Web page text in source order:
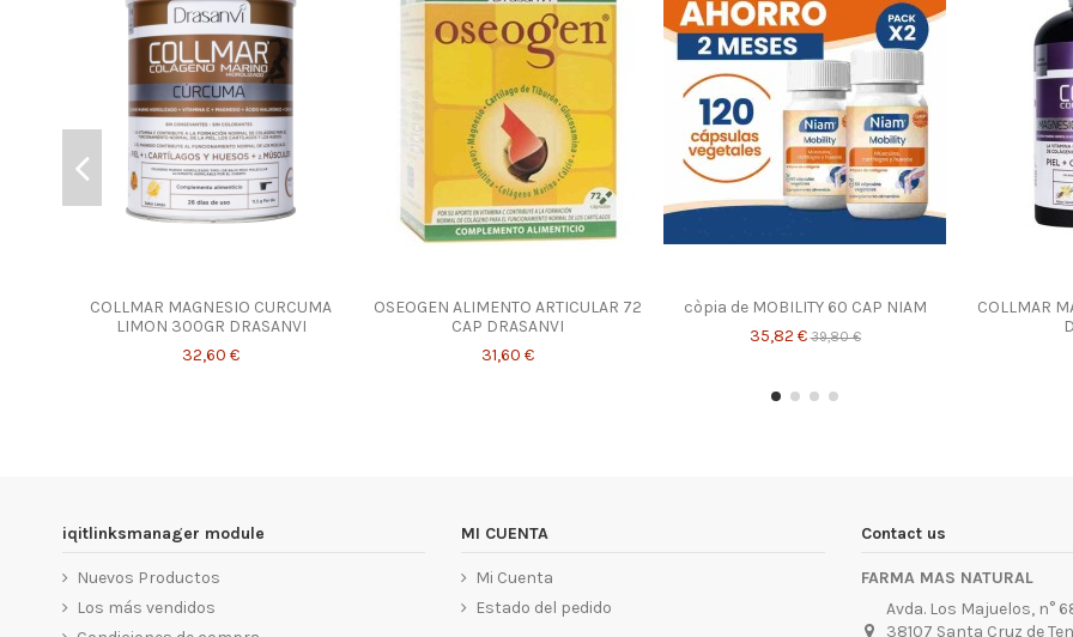
COLLMAR MAGNESIO CURCUMA
LIMON 300GR DRASANVI
32,60 €
OSEOGEN ALIMENTO ARTICULAR 72
CAP DRASANVI
31,60 €
còpia de MOBILITY 60 CAP NIAM
35,82 €39,80 €
COLLMAR
iqitlinksmanager module
Nuevos Productos
Los más vendidos
MI CUENTA
Mi Cuenta
Estado del pedido
Contact us
FARMA MAS NATURAL
Avda. Los Majuelos, n°
38107 Santa Cruz de